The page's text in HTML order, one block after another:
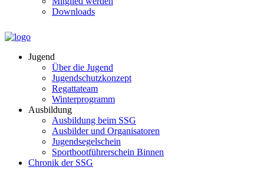
Downloads
Jugend
Über die Jugend
Jugendschutzkonzept
Regattateam
Winterprogramm
Ausbildung
Ausbildung beim SSG
Ausbilder und Organisatoren
Jugendsegelschein
Sportbootführerschein Binnen
Chronik der SSG